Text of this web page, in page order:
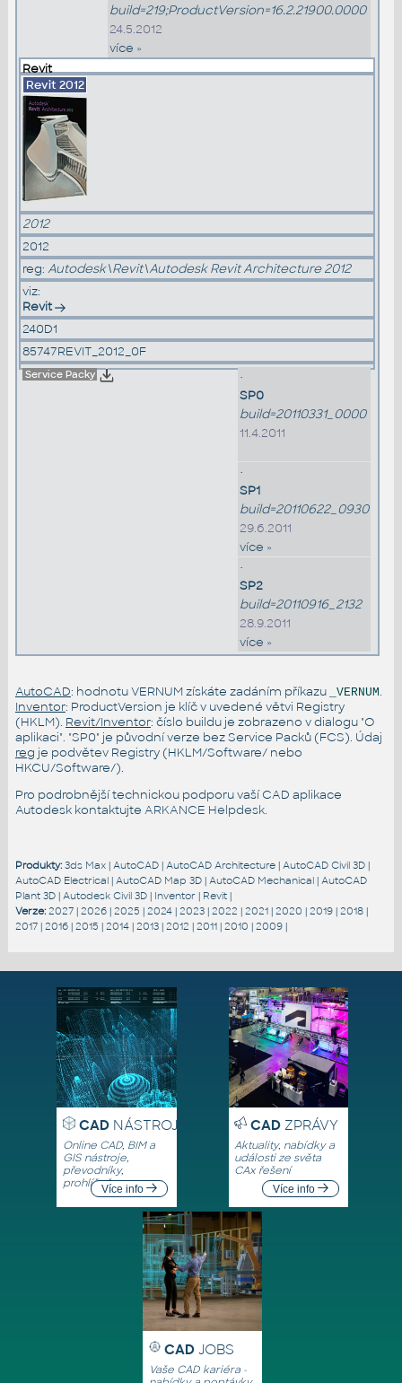
build=219;ProductVersion=16.2.21900.0000
24.5.2012
více »
Revit
Revit 2012
2012
2012
reg: Autodesk\Revit\Autodesk Revit Architecture 2012
viz:
Revit
240D1
85747REVIT_2012_0F
Service Packy
•
SP0
build=20110331_0000
11.4.2011
•
SP1
build=20110622_0930
29.6.2011
více »
•
SP2
build=20110916_2132
28.9.2011
více »
AutoCAD: hodnotu VERNUM získáte zadáním příkazu _VERNUM.
Inventor: ProductVersion je klíč v uvedené větvi Registry
(HKLM). Revit/Inventor: číslo buildu je zobrazeno v dialogu "O
aplikaci". "SP0" je původní verze bez Service Packů (FCS). Údaj
reg je podvětev Registry (HKLM/Software/ nebo
HKCU/Software/).
Pro podrobnější technickou podporu vaší CAD aplikace
Autodesk kontaktujte ARKANCE Helpdesk.
Produkty: 3ds Max| AutoCAD| AutoCAD Architecture| AutoCAD Civil 3D|
AutoCAD Electrical| AutoCAD Map 3D| AutoCAD Mechanical| AutoCAD
Plant 3D| Autodesk Civil 3D| Inventor | Revit|
Verze: 2027| 2026| 2025 | 2024| 2023| 2022 | 2021| 2020 | 2019| 2018|
2017| 2016| 2015 | 2014| 2013| 2012 | 2011| 2010 | 2009|
CADNÁSTROJE
Online CAD, BIM a
GIS nástroje,
převodníky,
prohlížečeVíce info
CADZPRÁVY
Aktuality, nabídky a
události ze světa
CAx řešení
Více info
CAD JOBS
Vaše CAD kariéra -